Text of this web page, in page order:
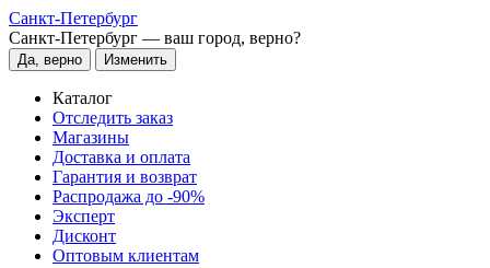
Санкт-Петербург
Санкт-Петербург — ваш город, верно?
Да, верно Изменить
Каталог
Отследить заказ
Магазины
Доставка и оплата
Гарантия и возврат
Распродажа до -90%
Эксперт
Дисконт
Оптовым клиентам